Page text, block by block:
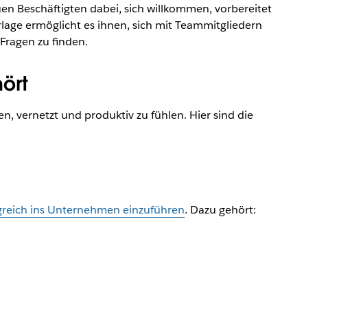
Beschäftigten dabei, sich willkommen, vorbereitet
ermöglicht es ihnen, sich mit Teammitgliedern
zu finden.
vernetzt und produktiv zu fühlen. Hier sind die
ins Unternehmen einzuführen. Dazu gehört: